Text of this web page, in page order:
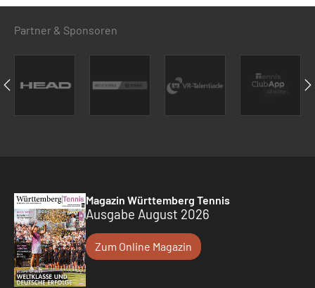
Partner & Sponsoren
Magazin Württemberg Tennis
Ausgabe August 2026
Zum Online Magazin